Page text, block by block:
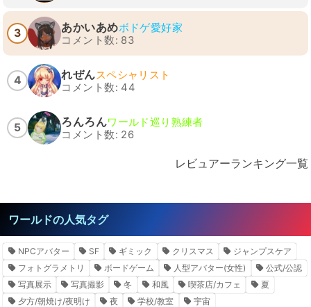
3 あかいあめボドゲ愛好家
コメント数: 83
4 れぜんスペシャリスト
コメント数: 44
5 ろんろんワールド巡り熟練者
コメント数: 26
レビュアーランキング一覧
ワールドの人気タグ
NPCアバター SF ギミック クリスマス
ジャンプスケア
フォトグラメトリ
ボードゲーム 人型アバター(女性)
公式/公認
写真展示
写真撮影 冬 和風 喫茶店/カフェ
夏
夕方/朝焼け/夜明け
夜 学校/教室
宇宙